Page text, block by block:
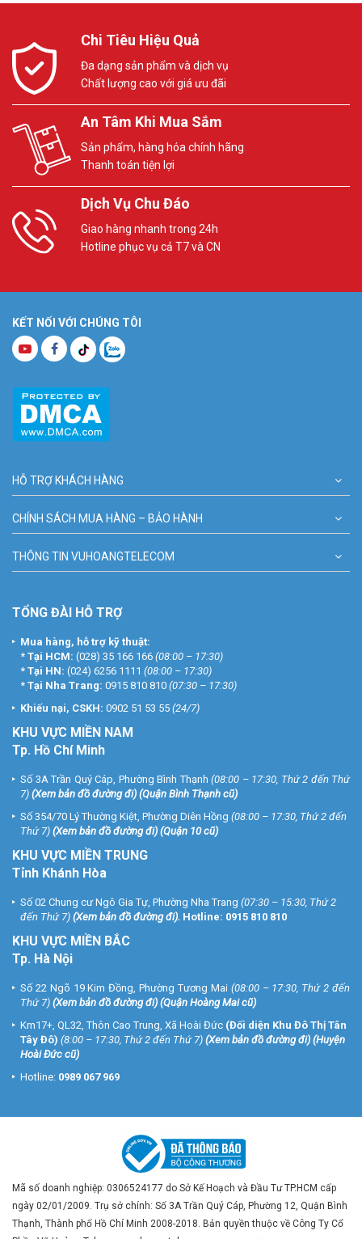
Chi Tiêu Hiệu Quả
Đa dạng sản phẩm và dịch vụ
Chất lượng cao với giá ưu đãi
An Tâm Khi Mua Sắm
Sản phẩm, hàng hóa chính hãng
Thanh toán tiện lợi
Dịch Vụ Chu Đáo
Giao hàng nhanh trong 24h
Hotline phục vụ cả T7 và CN
KẾT NỐI VỚI CHÚNG TÔI
HỖ TRỢ KHÁCH HÀNG
CHÍNH SÁCH MUA HÀNG – BẢO HÀNH
THÔNG TIN VUHOANGTELECOM
TỔNG ĐÀI HỖ TRỢ
Mua hàng, hỗ trợ kỹ thuật:
* Tại HCM: (028) 35 166 166 (08:00 – 17:30)
* Tại HN: (024) 6256 1111 (08:00 – 17:30)
* Tại Nha Trang: 0915 810 810 (07:30 – 17:30)
Khiếu nại, CSKH: 0902 51 53 55 (24/7)
KHU VỰC MIỀN NAM
Tp. Hồ Chí Minh
Số 3A Trần Quý Cáp, Phường Bình Thạnh (08:00 – 17:30, Thứ 2 đến Thứ
7) (Xem bản đồ đường đi) (Quận Bình Thạnh cũ)
Số 354/70 Lý Thường Kiệt, Phường Diên Hồng (08:00 – 17:30, Thứ 2 đến
Thứ 7) (Xem bản đồ đường đi) (Quận 10 cũ)
KHU VỰC MIỀN TRUNG
Tỉnh Khánh Hòa
Số 02 Chung cư Ngô Gia Tự, Phường Nha Trang (07:30 – 15:30, Thứ 2
đến Thứ 7) (Xem bản đồ đường đi). Hotline: 0915 810 810
KHU VỰC MIỀN BẮC
Tp. Hà Nội
Số 22 Ngõ 19 Kim Đồng, Phường Tương Mai (08:00 – 17:30, Thứ 2 đến
Thứ 7) (Xem bản đồ đường đi) (Quận Hoàng Mai cũ)
Km17+, QL32, Thôn Cao Trung, Xã Hoài Đức (Đối diện Khu Đô Thị Tân
Tây Đô) (8:00 – 17:30, Thứ 2 đến Thứ 7) (Xem bản đồ đường đi) (Huyện
Hoài Đức cũ)
Hotline: 0989 067 969
Mã số doanh nghiệp: 0306524177 do Sở Kế Hoạch và Đầu Tư TP.HCM cấp
ngày 02/01/2009. Trụ sở chính: Số 3A Trần Quý Cáp, Phường 12, Quận Bình
Thạnh, Thành phố Hồ Chí Minh 2008-2018. Bản quyền thuộc về Công Ty Cổ